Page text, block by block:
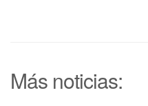
Más noticias: